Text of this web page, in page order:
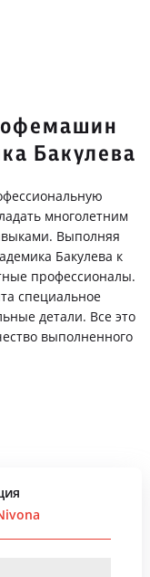
Бакулева
многолетним
Выполняя
Бакулева к
профессионалы.
специальное
детали. Все это
выполненного